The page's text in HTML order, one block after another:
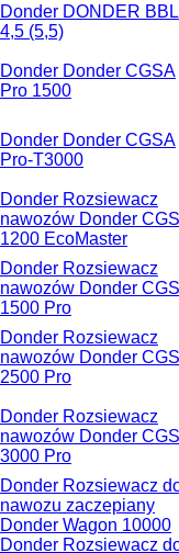
Donder DONDER BBL
4,5 (5,5)
Donder Donder CGSA
Pro 1500
Donder Donder СGSA
Pro-T3000
Donder Rozsiewacz
nawozów Donder
1200 EcoMaster
Donder Rozsiewacz
nawozów Donder
1500 Pro
Donder Rozsiewacz
nawozów Donder
2500 Pro
Donder Rozsiewacz
nawozów Donder
3000 Pro
Donder Rozsiewacz
nawozu zaczepiany
Donder Wagon 10000
Donder Rozsiewacz